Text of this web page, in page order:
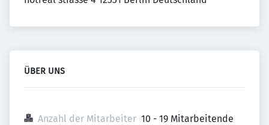
ÜBER UNS
Anzahl der Mitarbeiter 10 - 19 Mitarbeitende